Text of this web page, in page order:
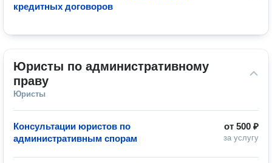
кредитных договоров
Юристы по административному
праву
Юристы
от 500 ₽
за услугу
Консультации юристов по
административным спорам